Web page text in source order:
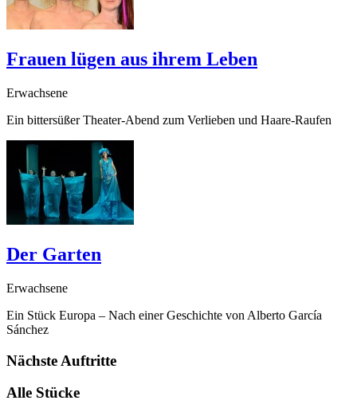
Frauen lügen aus ihrem Leben
Erwachsene
Ein bittersüßer Theater-Abend zum Verlieben und Haare-Raufen
Der Garten
Erwachsene
Ein Stück Europa – Nach einer Geschichte von Alberto García
Sánchez
Nächste Auftritte
Alle Stücke